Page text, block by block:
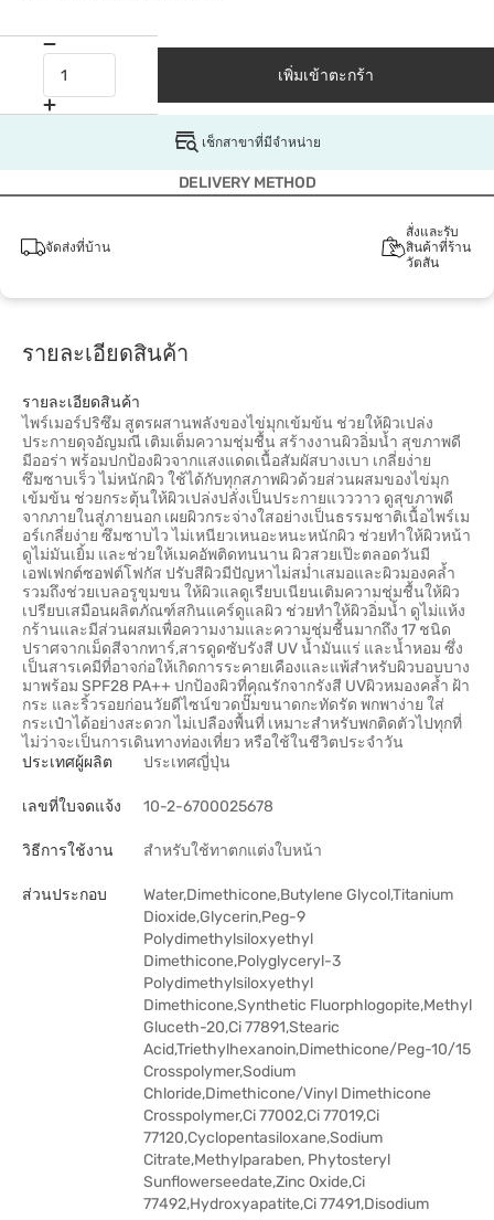
เพิ่มเข้าตะกร้า
เช็กสาขาที่มีจำหน่าย
DELIVERY METHOD
จัดส่งที่บ้าน
สั่งและรับ
สินค้าที่ร้าน
วัตสัน
รายละเอียดสินค้า
รายละเอียดสินค้า
ไพร์เมอร์ปริซึม สูตรผสานพลังของไข่มุกเข้มข้น ช่วยให้ผิวเปล่ง
ประกายดุจอัญมณี เติมเต็มความชุ่มชื้น สร้างงานผิวอิ่มน้ำ สุขภาพดี
มีออร่า พร้อมปกป้องผิวจากแสงแดดเนื้อสัมผัสบางเบา เกลี่ยง่าย
ซึมซาบเร็ว ไม่หนักผิว ใช้ได้กับทุกสภาพผิวด้วยส่วนผสมของไข่มุก
เข้มข้น ช่วยกระตุ้นให้ผิวเปล่งปลั่งเป็นประกายแวววาว ดูสุขภาพดี
จากภายในสู่ภายนอก เผยผิวกระจ่างใสอย่างเป็นธรรมชาติเนื้อไพร์เม
อร์เกลี่ยง่าย ซึมซาบไว ไม่เหนียวเหนอะหนะหนักผิว ช่วยทำให้ผิวหน้า
ดูไม่มันเยิ้ม และช่วยให้เมคอัพติดทนนาน ผิวสวยเป๊ะตลอดวันมี
เอฟเฟกต์ซอฟต์โฟกัส ปรับสีผิวมีปัญหาไม่สม่ำเสมอและผิวมองคล้ำ
รวมถึงช่วยเบลอรูขุมขน ให้ผิวแลดูเรียบเนียนเติมความชุ่มชื้นให้ผิว
เปรียบเสมือนผลิตภัณฑ์สกินแคร์ดูแลผิว ช่วยทำให้ผิวอิ่มน้ำ ดูไม่แห้ง
กร้านและมีส่วนผสมเพื่อความงามและความชุ่มชื้นมากถึง 17 ชนิด
ปราศจากเม็ดสีจากทาร์,สารดูดซับรังสี UV น้ำมันแร่ และน้ำหอม ซึ่ง
เป็นสารเคมีที่อาจก่อให้เกิดการระคายเคืองและแพ้สำหรับผิวบอบบาง
มาพร้อม SPF28 PA++ ปกป้องผิวที่คุณรักจากรังสี UVผิวหมองคล้ำ ฝ้า
กระ และริ้วรอยก่อนวัยดีไซน์ขวดปั๊มขนาดกะทัดรัด พกพาง่าย ใส่
กระเป๋าได้อย่างสะดวก ไม่เปลืองพื้นที่ เหมาะสำหรับพกติดตัวไปทุกที่
ไม่ว่าจะเป็นการเดินทางท่องเที่ยว หรือใช้ในชีวิตประจำวัน
ประเทศผู้ผลิต
ประเทศญี่ปุ่น
เลขที่ใบจดแจ้ง 10-2-6700025678
วิธีการใช้งาน สำหรับใช้ทาตกแต่งใบหน้า
ส่วนประกอบ
Water,Dimethicone,Butylene Glycol,Titanium
Dioxide,Glycerin,Peg-9
Polydimethylsiloxyethyl
Dimethicone,Polyglyceryl-3
Polydimethylsiloxyethyl
Dimethicone,Synthetic Fluorphlogopite,Methyl
Gluceth-20,Ci 77891,Stearic
Acid,Triethylhexanoin,Dimethicone/Peg-10/15
Crosspolymer,Sodium
Chloride,Dimethicone/Vinyl Dimethicone
Crosspolymer,Ci 77002,Ci 77019,Ci
77120,Cyclopentasiloxane,Sodium
Citrate,Methylparaben, Phytosteryl
Sunflowerseedate,Zinc Oxide,Ci
77492,Hydroxyapatite,Ci 77491,Disodium